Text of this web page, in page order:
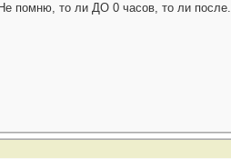
помню, то ли ДО 0 часов, то ли после.